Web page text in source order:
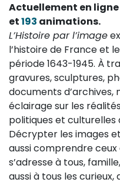
Actuellement en ligne
et193 animations.
L’Histoire par l’image
l’histoire de France et
période 1643-1945. À
gravures, sculptures,
documents d’archives,
éclairage sur les
politiques et culturelles
Décrypter les images
aussi comprendre ceux
s’adresse à tous,
aussi à tous les curieux,